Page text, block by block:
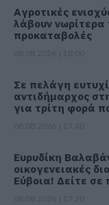
Αγροτικές
λάβουν νωρίτερα
προκαταβολές
Σε πελάγη
αντιδήμαρχος
για τρίτη φορά
Ευρυδίκη
οικογενειακές
Εύβοια! Δείτε σε